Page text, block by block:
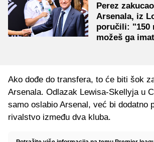
Perez
Arsenala, iz
poručili: "150
možeš ga
Ako dođe do transfera, to će biti šok
Arsenala. Odlazak Lewisa-Skellyja u
samo oslabio Arsenal, već bi dodatno
rivalstvo između dva kluba.